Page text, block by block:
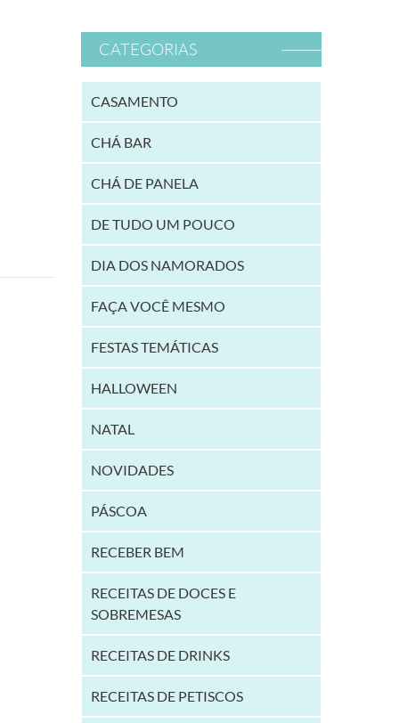
CATEGORIAS
CASAMENTO
CHÁ BAR
CHÁ DE PANELA
DE TUDO UM POUCO
DIA DOS NAMORADOS
FAÇA VOCÊ MESMO
FESTAS TEMÁTICAS
HALLOWEEN
NATAL
NOVIDADES
PÁSCOA
RECEBER BEM
RECEITAS DE DOCES E
SOBREMESAS
RECEITAS DE DRINKS
RECEITAS DE PETISCOS